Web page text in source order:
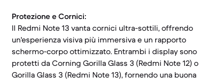
Protezione e Cornici:
Il Redmi Note 13 vanta cornici ultra-sottili, offrendo
un'esperienza visiva più immersiva e un rapporto
schermo-corpo ottimizzato. Entrambi i display sono
protetti da Corning Gorilla Glass 3 (Redmi Note 12) o
Gorilla Glass 3 (Redmi Note 13), fornendo una buona